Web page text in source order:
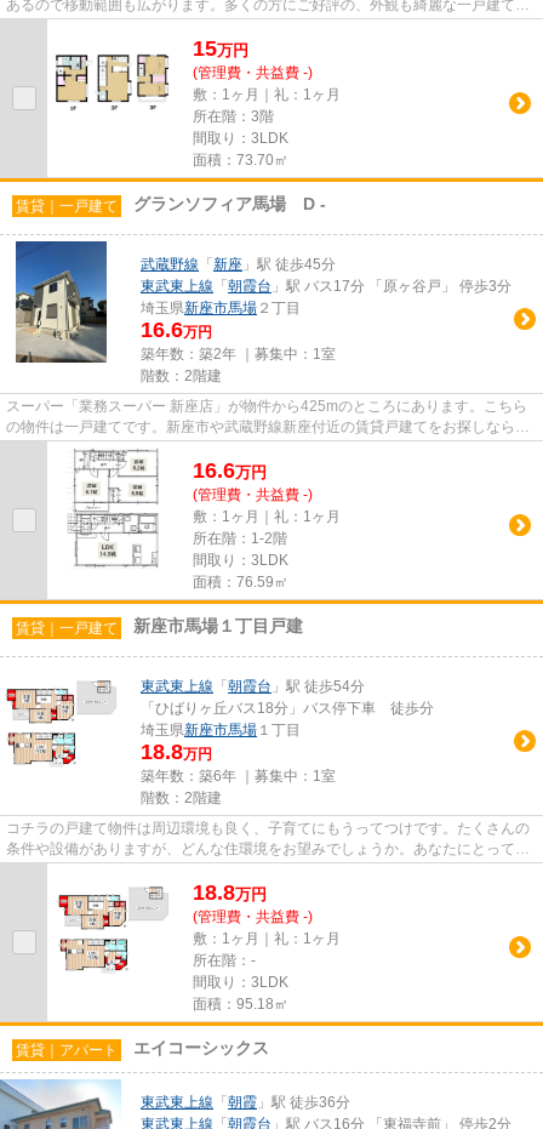
あるので移動範囲も広がります。多くの方にご好評の、外観も綺麗な一戸建て物
15万円
(管理費・共益費 -)
敷：1ヶ月｜礼：1ヶ月
所在階：3階
間取り：3LDK
面積：73.70㎡
賃貸｜一戸建て グランソフィア馬場 D -
武蔵野線 「 新座 」駅 徒歩45分
東武東上線 「 朝霞台 」駅 バス17分 「原ヶ谷戸」 停歩3分
埼玉県新座市馬場 ２丁目
16.6万円
築年数：築2年 ｜募集中： 1室
階数：2階建
スーパー「業務スーパー 新座店」が物件から425mのところにあります。こちら
の物件は一戸建てです。新座市や武蔵野線新座付近の賃貸戸建てをお探しなら、
当社があなたを全力でお手伝い...
16.6万円
(管理費・共益費 -)
敷：1ヶ月｜礼：1ヶ月
所在階：1-2階
間取り：3LDK
面積：76.59㎡
賃貸｜一戸建て 新座市馬場１丁目戸建
東武東上線 「 朝霞台 」駅 徒歩54分
「ひばりヶ丘バス18分」バス停下車 徒歩分
埼玉県新座市馬場 １丁目
18.8万円
築年数：築6年 ｜募集中： 1室
階数：2階建
コチラの戸建て物件は周辺環境も良く、子育てにもうってつけです。たくさんの
条件や設備がありますが、どんな住環境をお望みでしょうか。あなたにとってベ
18.8万円
(管理費・共益費 -)
敷：1ヶ月｜礼：1ヶ月
所在階：-
間取り：3LDK
面積：95.18㎡
賃貸｜アパート エイコーシックス
東武東上線 「 朝霞 」駅 徒歩36分
東武東上線 「 朝霞台 」駅 バス16分 「東福寺前」 停歩2分